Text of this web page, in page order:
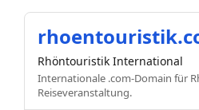
Rhöntouristik International
Internationale .com-Domain für
Reiseveranstaltung.